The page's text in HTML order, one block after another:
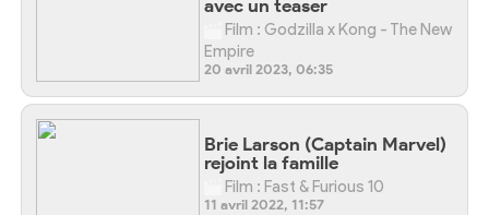
avec un teaser
Film : Godzilla x Kong - The New
Empire
20 avril 2023, 06:35
Brie Larson (Captain Marvel)
rejoint la famille
Film : Fast & Furious 10
11 avril 2022, 11:57